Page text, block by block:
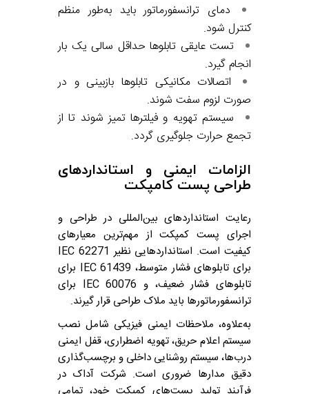
دمای ترانسفورماتور باید به‌طور منظم
کنترل شود.
تست عایقی تابلوها حداقل سالی یک بار
انجام گیرد.
اتصالات مکانیکی تابلوها بازبینی و در
صورت لزوم سفت شوند.
سیستم تهویه و فیلترها تمیز شوند تا از
تجمع حرارت جلوگیری گردد.
الزامات ایمنی و استانداردهای
طراحی پست کامپکت
رعایت استانداردهای بین‌المللی در طراحی و
اجرای پست کمپکت از مهم‌ترین معیارهای
کیفیت است. استانداردهایی نظیر IEC 62271
برای تابلوهای فشار متوسط، IEC 61439 برای
تابلوهای فشار ضعیف، و IEC 60076 برای
ترانسفورماتورها باید ملاک طراحی قرار گیرند.
به‌علاوه، ملاحظات ایمنی فیزیکی شامل نصب
سیستم اعلام حریق، تهویه اضطراری، قفل ایمنی
درب‌ها، سیستم روشنایی داخلی و برچسب‌گذاری
دقیق مدارها ضروری است. شرکت آداک در